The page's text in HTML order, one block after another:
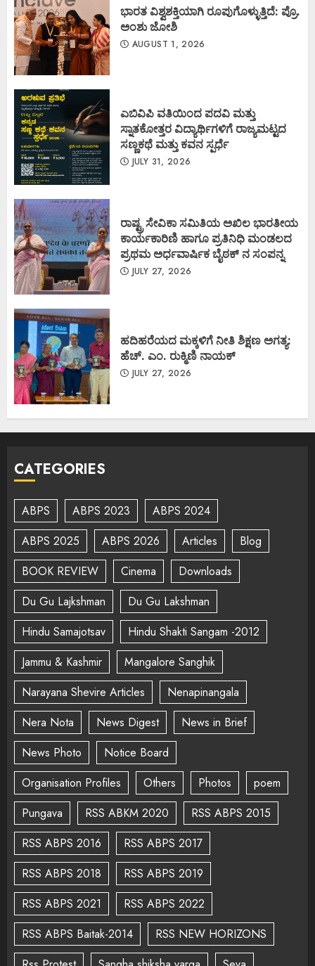
ಭಾರತ ವಿಶ್ವಶಕ್ತಿಯಾಗಿ ರೂಪುಗೊಳ್ಳುತ್ತಿದೆ: ಪ್ರೊ.
ಅಂಶು ಜೋಶಿ
AUGUST 1, 2026
ಎಬಿವಿಪಿ ವತಿಯಿಂದ ಪದವಿ ಮತ್ತು
ಸ್ನಾತಕೋತ್ತರ ವಿದ್ಯಾರ್ಥಿಗಳಿಗೆ ರಾಜ್ಯಮಟ್ಟದ
ಸಣ್ಣಕಥೆ ಮತ್ತು ಕವನ ಸ್ಪರ್ಧೆ
JULY 31, 2026
ರಾಷ್ಟ್ರ ಸೇವಿಕಾ ಸಮಿತಿಯ ಅಖಿಲ ಭಾರತೀಯ
ಕಾರ್ಯಕಾರಿಣಿ ಹಾಗೂ ಪ್ರತಿನಿಧಿ ಮಂಡಲದ
ಪ್ರಥಮ ಅರ್ಧವಾರ್ಷಿಕ ಬೈಠಕ್ ನ ಸಂಪನ್ನ
JULY 27, 2026
ಹದಿಹರೆಯದ ಮಕ್ಕಳಿಗೆ ನೀತಿ ಶಿಕ್ಷಣ ಅಗತ್ಯ:
ಹೆಚ್. ಎಂ. ರುಕ್ಮಿಣಿ ನಾಯಕ್
JULY 27, 2026
CATEGORIES
ABPS ABPS 2023
ABPS 2024
ABPS 2025
ABPS 2026 Articles
Blog
BOOK REVIEW
Cinema
Downloads
Du Gu Lajkshman
Du Gu Lakshman
Hindu Samajotsav
Hindu Shakti Sangam -2012
Jammu & Kashmir
Mangalore Sanghik
Narayana Shevire Articles
Nenapinangala
Nera Nota
News Digest
News in Brief
News Photo
Notice Board
Organisation Profiles
Others Photos
poem
Pungava
RSS ABKM 2020
RSS ABPS 2015
RSS ABPS 2016
RSS ABPS 2017
RSS ABPS 2018
RSS ABPS 2019
RSS ABPS 2021
RSS ABPS 2022
RSS ABPS Baitak-2014
RSS NEW HORIZONS